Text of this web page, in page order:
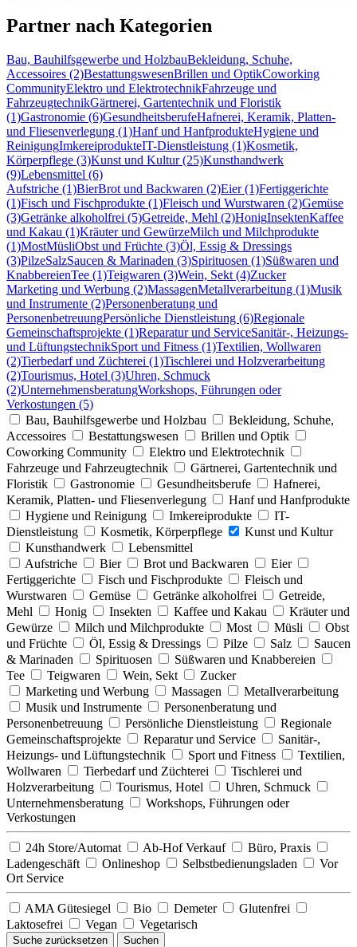
Partner nach Kategorien
Bau, Bauhilfsgewerbe und HolzbauBekleidung, Schuhe,
Accessoires (2)BestattungswesenBrillen und OptikCoworking
CommunityElektro und ElektrotechnikFahrzeuge und
FahrzeugtechnikGärtnerei, Gartentechnik und Floristik
(1)Gastronomie (6)GesundheitsberufeHafnerei, Keramik, Platten-
und Fliesenverlegung (1)Hanf und HanfprodukteHygiene und
ReinigungImkereiprodukteIT-Dienstleistung (1)Kosmetik,
Körperpflege (3)Kunst und Kultur (25)Kunsthandwerk
(9)Lebensmittel (6)
Aufstriche (1)BierBrot und Backwaren (2)Eier (1)Fertiggerichte
(1)Fisch und Fischprodukte (1)Fleisch und Wurstwaren (2)Gemüse
(3)Getränke alkoholfrei (5)Getreide, Mehl (2)HonigInsektenKaffee
und Kakau (1)Kräuter und GewürzeMilch und Milchprodukte
(1)MostMüsliObst und Früchte (3)Öl, Essig & Dressings
(3)PilzeSalzSaucen & Marinaden (3)Spirituosen (1)Süßwaren und
KnabbereienTee (1)Teigwaren (3)Wein, Sekt (4)Zucker
Marketing und Werbung (2)MassagenMetallverarbeitung (1)Musik
und Instrumente (2)Personenberatung und
PersonenbetreuungPersönliche Dienstleistung (6)Regionale
Gemeinschaftsprojekte (1)Reparatur und ServiceSanitär-, Heizungs-
und LüftungstechnikSport und Fitness (1)Textilien, Wollwaren
(2)Tierbedarf und Züchterei (1)Tischlerei und Holzverarbeitung
(2)Tourismus, Hotel (3)Uhren, Schmuck
(2)UnternehmensberatungWorkshops, Führungen oder
Verkostungen (5)
Bau, Bauhilfsgewerbe und Holzbau
Bekleidung, Schuhe,
Accessoires
Bestattungswesen
Brillen und Optik
Coworking Community
Elektro und Elektrotechnik
Fahrzeuge und Fahrzeugtechnik
Gärtnerei, Gartentechnik und
Floristik
Gastronomie Gesundheitsberufe
Hafnerei,
Keramik, Platten- und Fliesenverlegung
Hanf und Hanfprodukte
Hygiene und Reinigung
Imkereiprodukte
IT-
Dienstleistung
Kosmetik, Körperpflege
Kunst und Kultur
Kunsthandwerk
Lebensmittel
Aufstriche
Bier Brot und Backwaren
Eier
Fertiggerichte
Fisch und Fischprodukte
Fleisch und
Wurstwaren
Gemüse Getränke alkoholfrei
Getreide,
Mehl
Honig Insekten Kaffee und Kakau
Kräuter und
Gewürze
Milch und Milchprodukte Most Müsli
Obst
und Früchte
Öl, Essig & Dressings Pilze Salz
Saucen
& Marinaden
Spirituosen
Süßwaren und Knabbereien
Tee
Teigwaren Wein, Sekt
Zucker
Marketing und Werbung
Massagen
Metallverarbeitung
Musik und Instrumente
Personenberatung und
Personenbetreuung
Persönliche Dienstleistung
Regionale
Gemeinschaftsprojekte
Reparatur und Service
Sanitär-,
Heizungs- und Lüftungstechnik
Sport und Fitness
Textilien,
Wollwaren
Tierbedarf und Züchterei
Tischlerei und
Holzverarbeitung
Tourismus, Hotel
Uhren, Schmuck
Unternehmensberatung
Workshops, Führungen oder
Verkostungen
24h Store/Automat Ab-Hof Verkauf
Büro, Praxis
Ladengeschäft
Onlineshop Selbstbedienungsladen
Vor
Ort Service
AMA Gütesiegel Bio Demeter
Glutenfrei
Laktosefrei
Vegan Vegetarisch
Suche zurücksetzen Suchen